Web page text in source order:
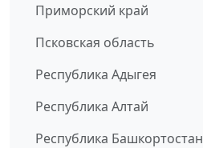
Приморский край
Псковская область
Республика Адыгея
Республика Алтай
Республика Башкортостан